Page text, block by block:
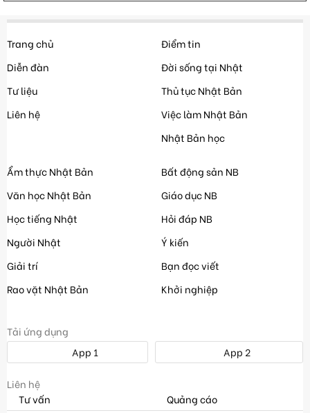
Trang chủ
Diễn đàn
Tư liệu
Liên hệ
Điểm tin
Đời sống tại Nhật
Thủ tục Nhật Bản
Việc làm Nhật Bản
Nhật Bản học
Ẩm thực Nhật Bản
Văn học Nhật Bản
Học tiếng Nhật
Người Nhật
Giải trí
Rao vặt Nhật Bản
Bất động sản NB
Giáo dục NB
Hỏi đáp NB
Ý kiến
Bạn đọc viết
Khởi nghiệp
Tải ứng dụng
App 1
App 2
Liên hệ
Tư vấn
Quảng cáo